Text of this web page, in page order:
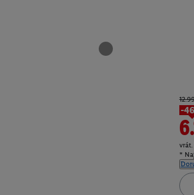
-
vrát.
*